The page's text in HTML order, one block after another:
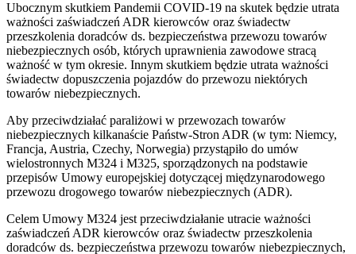
Ubocznym skutkiem Pandemii COVID-19 na skutek będzie utrata
ważności zaświadczeń ADR kierowców oraz świadectw
przeszkolenia doradców ds. bezpieczeństwa przewozu towarów
niebezpiecznych osób, których uprawnienia zawodowe stracą
ważność w tym okresie. Innym skutkiem będzie utrata ważności
świadectw dopuszczenia pojazdów do przewozu niektórych
towarów niebezpiecznych.
Aby przeciwdziałać paraliżowi w przewozach towarów
niebezpiecznych kilkanaście Państw-Stron ADR (w tym: Niemcy,
Francja, Austria, Czechy, Norwegia) przystąpiło do umów
wielostronnych M324 i M325, sporządzonych na podstawie
przepisów Umowy europejskiej dotyczącej międzynarodowego
przewozu drogowego towarów niebezpiecznych (ADR).
Celem Umowy M324 jest przeciwdziałanie utracie ważności
zaświadczeń ADR kierowców oraz świadectw przeszkolenia
doradców ds. bezpieczeństwa przewozu towarów niebezpiecznych,